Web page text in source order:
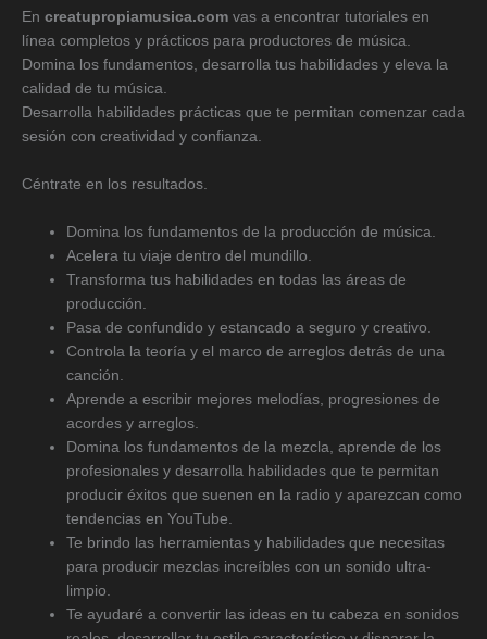
En creatupropiamusica.com vas a encontrar tutoriales en
línea completos y prácticos para productores de música.
Domina los fundamentos, desarrolla tus habilidades y eleva la
calidad de tu música.
Desarrolla habilidades prácticas que te permitan comenzar cada
sesión con creatividad y confianza.
Céntrate en los resultados.
Domina los fundamentos de la producción de música.
Acelera tu viaje dentro del mundillo.
Transforma tus habilidades en todas las áreas de
producción.
Pasa de confundido y estancado a seguro y creativo.
Controla la teoría y el marco de arreglos detrás de una
canción.
Aprende a escribir mejores melodías, progresiones de
acordes y arreglos.
Domina los fundamentos de la mezcla, aprende de los
profesionales y desarrolla habilidades que te permitan
producir éxitos que suenen en la radio y aparezcan como
tendencias en YouTube.
Te brindo las herramientas y habilidades que necesitas
para producir mezclas increíbles con un sonido ultra-
limpio.
Te ayudaré a convertir las ideas en tu cabeza en sonidos